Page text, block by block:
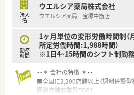
法人
名
ウエルシア薬局株式会社
ウエルシア薬局 宝塚中筋店
勤務
時間
1ヶ月単位の変形労働時間制
所定労働時間:1,988時間）
※1日4~15時間のシフト制勤務
・・＊ 会社の特徴 ＊・・
■全国に2,200店舗以上（調剤併設型
調剤店舗数業界TOP！